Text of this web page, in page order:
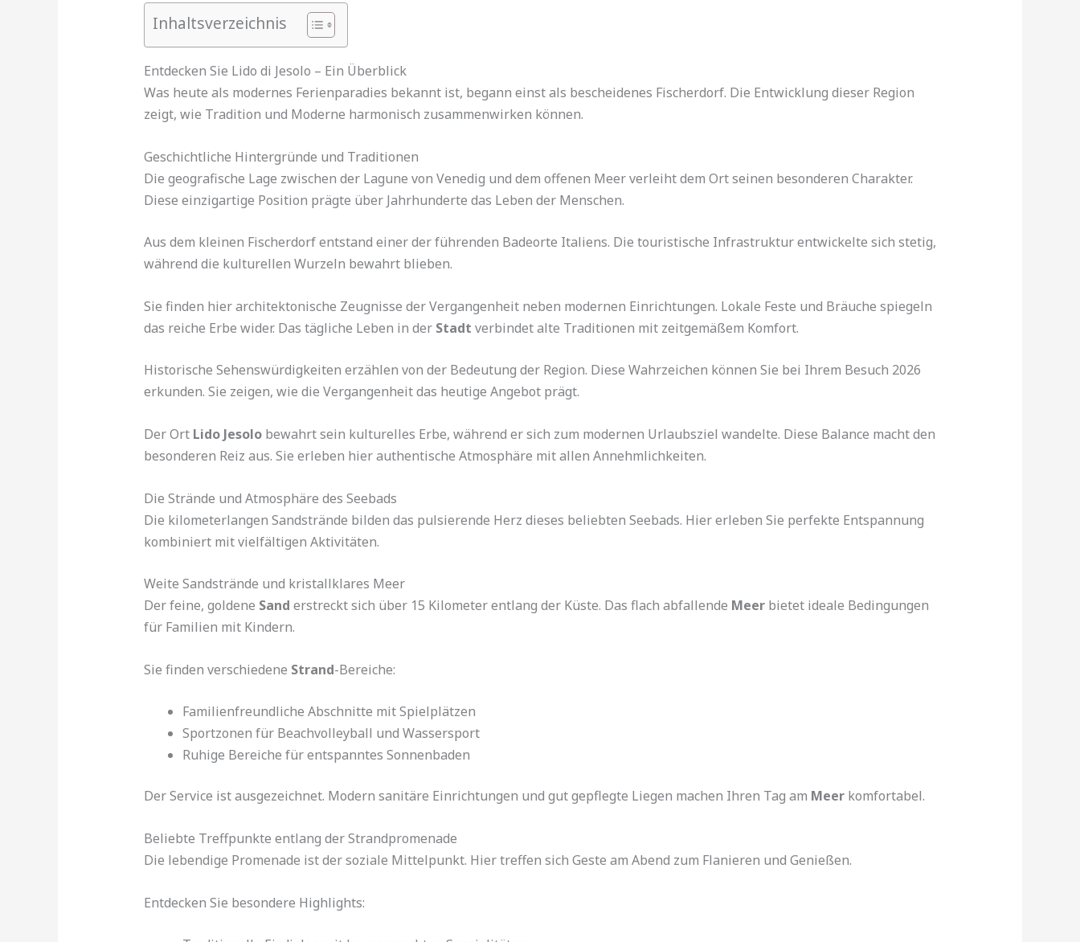
Inhaltsverzeichnis
Entdecken Sie Lido di Jesolo – Ein Überblick
Was heute als modernes Ferienparadies bekannt ist, begann einst als bescheidenes Fischerdorf. Die Entwicklung dieser Region
zeigt, wie Tradition und Moderne harmonisch zusammenwirken können.
Geschichtliche Hintergründe und Traditionen
Die geografische Lage zwischen der Lagune von Venedig und dem offenen Meer verleiht dem Ort seinen besonderen Charakter.
Diese einzigartige Position prägte über Jahrhunderte das Leben der Menschen.
Aus dem kleinen Fischerdorf entstand einer der führenden Badeorte Italiens. Die touristische Infrastruktur entwickelte sich stetig,
während die kulturellen Wurzeln bewahrt blieben.
Sie finden hier architektonische Zeugnisse der Vergangenheit neben modernen Einrichtungen. Lokale Feste und Bräuche spiegeln
das reiche Erbe wider. Das tägliche Leben in der Stadt verbindet alte Traditionen mit zeitgemäßem Komfort.
Historische Sehenswürdigkeiten erzählen von der Bedeutung der Region. Diese Wahrzeichen können Sie bei Ihrem Besuch 2026
erkunden. Sie zeigen, wie die Vergangenheit das heutige Angebot prägt.
Der Ort Lido Jesolobewahrt sein kulturelles Erbe, während er sich zum modernen Urlaubsziel wandelte. Diese Balance macht den
besonderen Reiz aus. Sie erleben hier authentische Atmosphäre mit allen Annehmlichkeiten.
Die Strände und Atmosphäre des Seebads
Die kilometerlangen Sandstrände bilden das pulsierende Herz dieses beliebten Seebads. Hier erleben Sie perfekte Entspannung
kombiniert mit vielfältigen Aktivitäten.
Weite Sandstrände und kristallklares Meer
Der feine, goldene Sand erstreckt sich über 15 Kilometer entlang der Küste. Das flach abfallende Meerbietet ideale Bedingungen
für Familien mit Kindern.
Sie finden verschiedene Strand-Bereiche:
Familienfreundliche Abschnitte mit Spielplätzen
Sportzonen für Beachvolleyball und Wassersport
Ruhige Bereiche für entspanntes Sonnenbaden
Der Service ist ausgezeichnet. Modern sanitäre Einrichtungen und gut gepflegte Liegen machen Ihren Tag am Meerkomfortabel.
Beliebte Treffpunkte entlang der Strandpromenade
Die lebendige Promenade ist der soziale Mittelpunkt. Hier treffen sich Geste am Abend zum Flanieren und Genießen.
Entdecken Sie besondere Highlights: